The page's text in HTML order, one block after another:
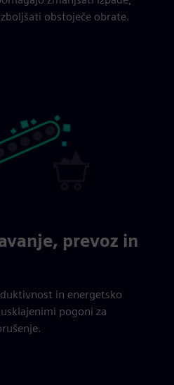
obstoječe obrate.
prevoz in
in energetsko
pogoni za